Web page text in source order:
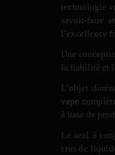
technologie
savoir-faire
l’excellence
Une
la fiabilité et
L’objet
vape
à base de
Le seul à
crus de